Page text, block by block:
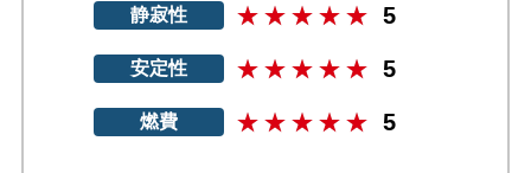
静寂性 5
安定性 5
燃費 5